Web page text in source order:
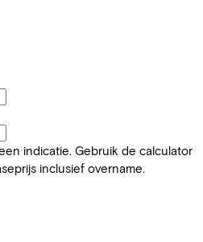
indicatie. Gebruik de calculator
inclusief overname.